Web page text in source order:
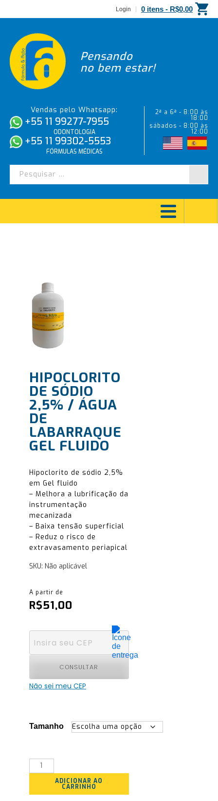
Login 0 itens - R$0,00
Pensando
no bem estar!
Vendas pelo Whatsapp:
+55 11 99277-7955
ODONTOLOGIA
+55 11 99302-5553
FÓRMULAS MÉDICAS
2ª a 6ª - 8:00 às
18:00
sábados - 8:00 às
12:00
HIPOCLORITO
DE SÓDIO
2,5% / ÁGUA
DE
LABARRAQUE
GEL FLUIDO
Hipoclorito de sódio 2,5%
em Gel fluido
– Melhora a lubrificação da
instrumentação
mecanizada
– Baixa tensão superficial
– Reduz o risco de
extravasamento periapical
SKU: Não aplicável
R$51,00
CONSULTAR
Não sei meu CEP
Tamanho
Quantidade
ADICIONAR AO
CARRINHO